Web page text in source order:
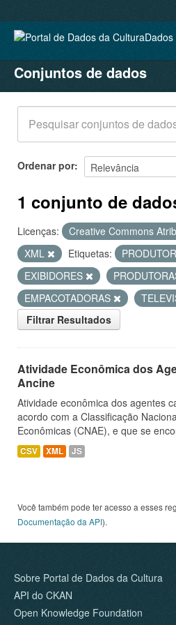
CONJUNTOS DE DADOS
ORGANIZAÇÕES
GRUPOS
SOBRE
Conjuntos de dados
Ordenar por
1 conjunto de
Licenças: Creative Commons
XML
Etiquetas:
EXIBIDORES
EMPACOTADORAS
Filtrar Resultados
Atividade Econômica dos
Ancine
Atividade econômica dos agentes
acordo com a Classificação
Econômicas (CNAE), e que se
CSV XML JS
Você também pode ter acesso a esses
Documentação da API).
Sobre Portal de Dados da Cultura
API do CKAN
Open Knowledge Foundation